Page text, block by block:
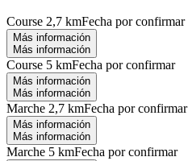
Course 2,7 kmFecha por confirmar
Más información
Más información
Course 5 kmFecha por confirmar
Más información
Más información
Marche 2,7 kmFecha por confirmar
Más información
Más información
Marche 5 kmFecha por confirmar